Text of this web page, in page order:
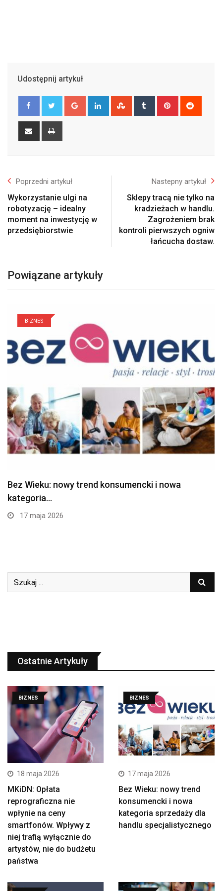
Udostępnij artykuł
Google+ LinkedIn StumbleUpon
Tumblr Pinterest
Share
Poprzedni artykuł
Wykorzystanie ulgi na
robotyzację – idealny
moment na inwestycję w
przedsiębiorstwie
Nastepny artykuł
Sklepy tracą nie tylko na
kradzieżach w handlu.
Zagrożeniem brak
kontroli pierwszych ogniw
łańcucha dostaw.
Powiązane artykuły
BIZNES
Bez Wieku: nowy trend konsumencki i nowa
kategoria…
17 maja 2026
Ostatnie Artykuły
BIZNES
18 maja 2026
MKiDN: Opłata
reprograficzna nie
wpłynie na ceny
smartfonów. Wpływy z
niej trafią wyłącznie do
artystów, nie do budżetu
państwa
BIZNES
17 maja 2026
Bez Wieku: nowy trend
konsumencki i nowa
kategoria sprzedaży dla
handlu specjalistycznego